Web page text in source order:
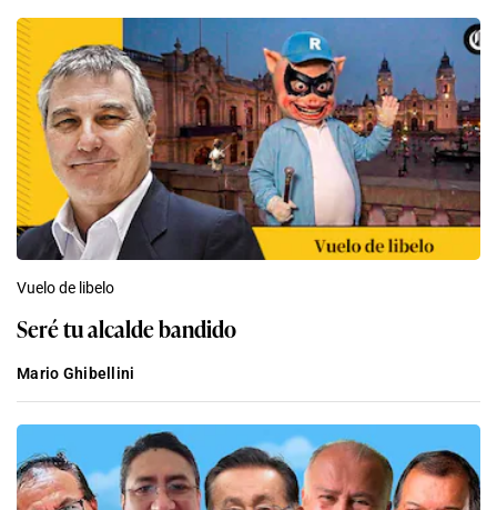
Vuelo de libelo
Seré tu alcalde bandido
Mario Ghibellini